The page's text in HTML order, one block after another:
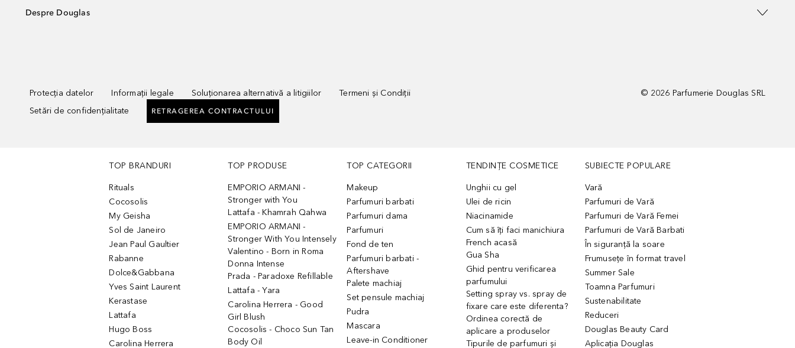
Despre Douglas
Protecția datelor Informații legale Soluționarea alternativă a litigiilor
Termeni și Condiții
Setări de confidențialitate
RETRAGEREA CONTRACTULUI
© 2026 Parfumerie Douglas SRL
TOP BRANDURI
Rituals
Cocosolis
My Geisha
Sol de Janeiro
Jean Paul Gaultier
Rabanne
Dolce&Gabbana
Yves Saint Laurent
Kerastase
Lattafa
Hugo Boss
Carolina Herrera
TOP PRODUSE
EMPORIO ARMANI -
Stronger with You
Lattafa - Khamrah Qahwa
EMPORIO ARMANI -
Stronger With You Intensely
Valentino - Born in Roma
Donna Intense
Prada - Paradoxe Refillable
Lattafa - Yara
Carolina Herrera - Good
Girl Blush
Cocosolis - Choco Sun Tan
Body Oil
TOP CATEGORII
Makeup
Parfumuri barbati
Parfumuri dama
Parfumuri
Fond de ten
Parfumuri barbati -
Aftershave
Palete machiaj
Set pensule machiaj
Pudra
Mascara
Leave-in Conditioner
TENDINȚE COSMETICE
Unghii cu gel
Ulei de ricin
Niacinamide
Cum să îți faci manichiura
French acasă
Gua Sha
Ghid pentru verificarea
parfumului
Setting spray vs. spray de
fixare care este diferenta?
Ordinea corectă de
aplicare a produselor
Tipurile de parfumuri și
SUBIECTE POPULARE
Vară
Parfumuri de Vară
Parfumuri de Vară Femei
Parfumuri de Vară Barbati
În siguranță la soare
Frumusețe în format travel
Summer Sale
Toamna Parfumuri
Sustenabilitate
Reduceri
Douglas Beauty Card
Aplicația Douglas